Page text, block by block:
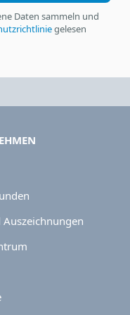
Daten sammeln und
gelesen
Auszeichnungen